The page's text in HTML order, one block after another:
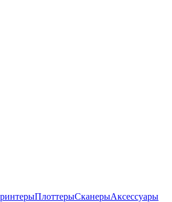
ПлоттерыСканерыАксессуары